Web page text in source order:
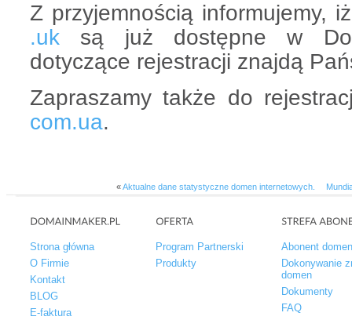
Z przyjemnością informujemy,
.uk są już dostępne w
dotyczące rejestracji znajdą
Zapraszamy także do
com.ua.
«Aktualne dane statystyczne domen internetowych.
Strona główna
O Firmie
Kontakt
BLOG
E-faktura
Program Partnerski
Produkty
Abonent
Dokonywanie
domen
Dokumenty
FAQ